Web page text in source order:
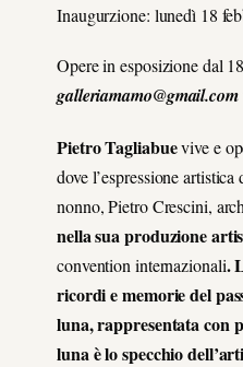
Inaugurzione: lunedì 18
Opere in esposizione dal
galleriamamo@gmail.com
Pietro Tagliabuevive e
dove l’espressione
nonno, Pietro Crescini,
nella sua produzione
convention internazionali.
ricordi e memorie del
luna, rappresentata con
luna è lo specchio